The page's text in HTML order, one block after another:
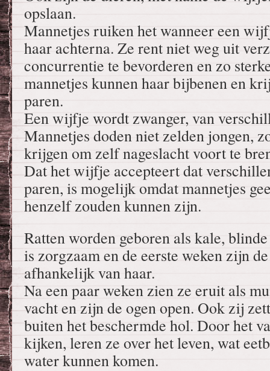
opslaan.
Mannetjes ruiken het wanneer een
haar achterna. Ze rent niet weg uit
concurrentie te bevorderen en zo
mannetjes kunnen haar bijbenen en
paren.
Een wijfje wordt zwanger, van
Mannetjes doden niet zelden jongen,
krijgen om zelf nageslacht voort te
Dat het wijfje accepteert dat
paren, is mogelijk omdat mannetjes
henzelf zouden kunnen zijn.
Ratten worden geboren als kale,
is zorgzaam en de eerste weken zijn
afhankelijk van haar.
Na een paar weken zien ze eruit als
vacht en zijn de ogen open. Ook zij
buiten het beschermde hol. Door het
kijken, leren ze over het leven, wat
water kunnen komen.